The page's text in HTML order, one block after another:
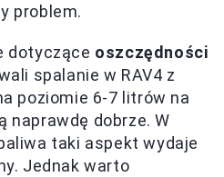
problem.
dotyczące oszczędności
spalanie w RAV4 z
poziomie 6-7 litrów na
naprawdę dobrze. W
taki aspekt wydaje
Jednak warto